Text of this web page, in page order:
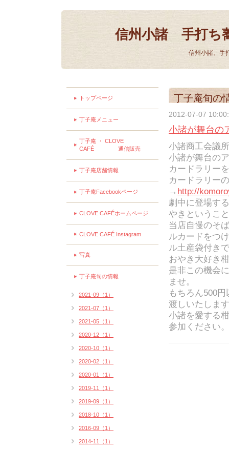
信州小諸 手打ち
信州小諸、手
丁子庵旬の
2012-07-07
小諸が舞台の
小諸商工会議
小諸が舞台の
カードラリー
カードラリー
→ http://
劇中に登場す
やきというこ
当店自慢のそ
ルカードをつ
ル土産袋付き
おやき大好き
是非この機会
ませ。
もちろん500
渡しいたしま
小諸を愛する
参加ください
トップページ
丁子庵メニュー
丁子庵 ・ CLOVE
CAFÉ 通信販売
丁子庵店舗情報
丁子庵Facebookページ
CLOVE CAFÉホームページ
CLOVE CAFÉ Instagram
写真
丁子庵旬の情報
2021-09（1）
2021-07（1）
2021-05（1）
2020-12（1）
2020-10（1）
2020-02（1）
2020-01（1）
2019-11（1）
2019-09（1）
2018-10（1）
2016-09（1）
2014-11（1）